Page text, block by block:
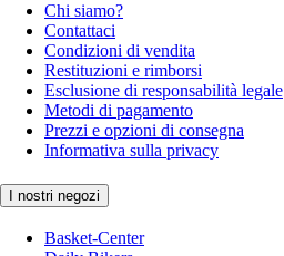
Chi siamo?
Contattaci
Condizioni di vendita
Restituzioni e rimborsi
Esclusione di responsabilità legale
Metodi di pagamento
Prezzi e opzioni di consegna
Informativa sulla privacy
I nostri negozi
Basket-Center